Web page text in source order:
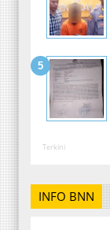
Terkini
INFO BNN